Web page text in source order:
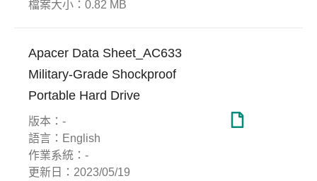
檔案大小： 0.82 MB
Apacer Data Sheet_AC633
Military-Grade Shockproof
Portable Hard Drive
版本： -
語言： English
作業系統： -
更新日： 2023/05/19